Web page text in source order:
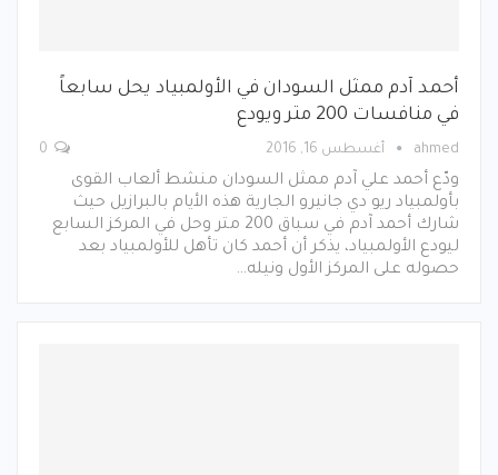
أحمد آدم ممثل السودان في الأولمبياد يحل سابعاً
في منافسات 200 متر ويودع
ahmed أغسطس 16, 2016
ودّع أحمد علي آدم ممثل السودان منشط ألعاب القوى
بأولمبياد ريو دي جانيرو الجارية هذه الأيام بالبرازيل حيث
شارك أحمد آدم في سباق 200 متر وحل في المركز السابع
ليودع الأولمبياد، يذكر أن أحمد كان تأهل للأولمبياد بعد
حصوله على المركز الأول ونيله…